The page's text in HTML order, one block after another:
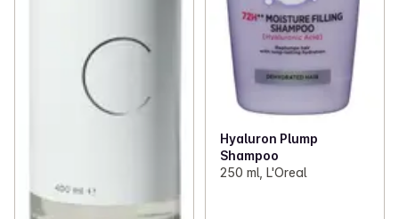
Hyaluron Plump
Shampoo
250 ml, L'Oreal